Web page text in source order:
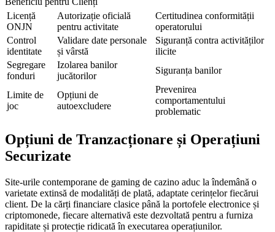
Licență
ONJN
Autorizație oficială
pentru activitate
Certitudinea conformității
operatorului
Control
identitate
Validare date personale
și vârstă
Siguranță contra activităților
ilicite
Segregare
fonduri
Izolarea banilor
jucătorilor
Siguranța banilor
Limite de
joc
Opțiuni de
autoexcludere
Prevenirea
comportamentului
problematic
Opțiuni de Tranzacționare și Operațiuni
Securizate
Site-urile contemporane de gaming de cazino aduc la îndemână o
varietate extinsă de modalități de plată, adaptate cerințelor fiecărui
client. De la cărți financiare clasice până la portofele electronice și
criptomonede, fiecare alternativă este dezvoltată pentru a furniza
rapiditate și protecție ridicată în executarea operațiunilor.